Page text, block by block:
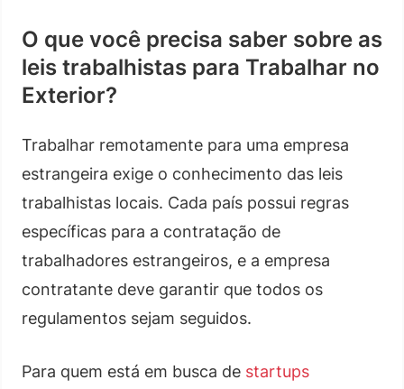
O que você precisa saber sobre as
leis trabalhistas para Trabalhar no
Exterior?
Trabalhar remotamente para uma empresa
estrangeira exige o conhecimento das leis
trabalhistas locais. Cada país possui regras
específicas para a contratação de
trabalhadores estrangeiros, e a empresa
contratante deve garantir que todos os
regulamentos sejam seguidos.
Para quem está em busca de startups